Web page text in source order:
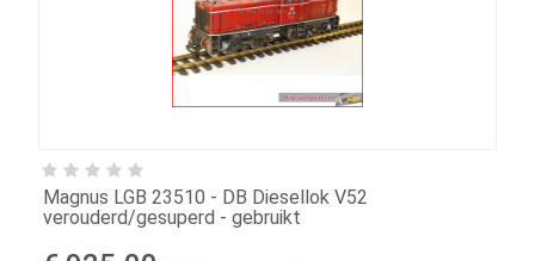
Magnus LGB 23510 - DB Diesellok V52
verouderd/gesuperd - gebruikt